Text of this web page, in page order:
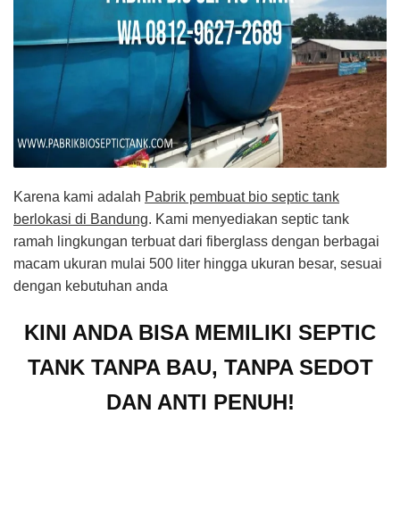
Karena kami adalah Pabrik pembuat bio septic tank
berlokasi di Bandung. Kami menyediakan septic tank
ramah lingkungan terbuat dari fiberglass dengan berbagai
macam ukuran mulai 500 liter hingga ukuran besar, sesuai
dengan kebutuhan anda
KINI ANDA BISA MEMILIKI SEPTIC
TANK TANPA BAU, TANPA SEDOT
DAN ANTI PENUH!